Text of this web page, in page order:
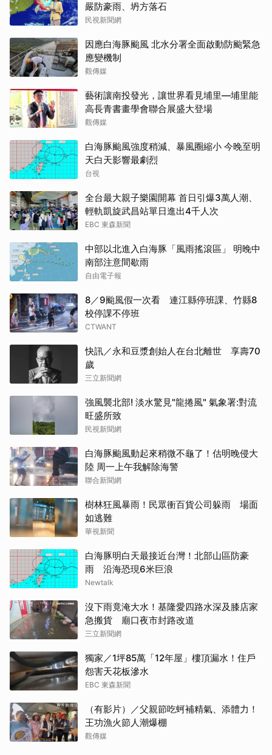
嚴防豪雨、坍方落石
民視新聞網
因應白海豚颱風 北水分署全面啟動防颱緊急
應變機制
觀傳媒
藝術讓南投發光，讓世界看見埔里—埔里能
高長青書畫學會聯合展盛大登場
觀傳媒
白海豚颱風強度稍減、暴風圈縮小 今晚至明
天白天影響最劇烈
台視
全台最大親子樂園開幕 首日引爆3萬人潮、
輕軌凱旋武昌站單日進出4千人次
EBC 東森新聞
中部以北進入白海豚「風雨搖滾區」 明晚中
南部注意間歇雨
自由電子報
8／9颱風假一次看 連江縣停班課、竹縣8
校停課不停班
CTWANT
快訊／永和豆漿創始人在台北離世 享壽70
歲
三立新聞網
強風襲北部! 淡水驚見"龍捲風" 氣象署:對流
旺盛所致
民視新聞網
白海豚颱風動起來稍微不龜了！估明晚侵大
陸 周一上午我解除海警
聯合新聞網
樹林狂風暴雨！民眾衝百貨公司躲雨 場面
如逃難
華視新聞
白海豚明白天最接近台灣！北部山區防豪
雨 沿海恐現6米巨浪
Newtalk
沒下雨竟淹大水！基隆愛四路水深及膝店家
急搬貨 廟口夜市封路改道
三立新聞網
獨家／1坪85萬「12年屋」樓頂漏水！住戶
怨害天花板滲水
EBC 東森新聞
（有影片）／父親節吃蚵補精氣、添體力！
王功漁火節人潮爆棚
觀傳媒